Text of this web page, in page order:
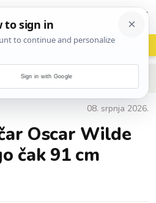
vrh! woot?!
NA ČLANAK
08. srpnja 2026.
Oscar Wilde
čak 91 cm
Sign in with Google